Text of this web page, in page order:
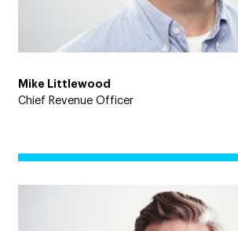
Mike Littlewood
Chief Revenue Officer